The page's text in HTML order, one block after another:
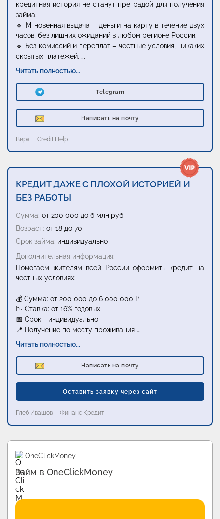
кредитная история не станут преградой для получения
займа.
🔹 Мгновенная выдача – деньги на карту в течение двух
часов, без лишних ожиданий в любом регионе России.
🔹 Без комиссий и переплат – честные условия, никаких
скрытых платежей. ...
Читать полностью...
Telegram
Написать на почту
Вера Credit Help
КРЕДИТ ДАЖЕ С ПЛОХОЙ ИСТОРИЕЙ И
БЕЗ РАБОТЫ
Сумма: от 200 000 до 6 млн руб
Возраст: от 18 до 70
Срок займа: индивидуально
Дополнительная информация:
Помогаем жителям всей России оформить кредит на
честных условиях:
💰 Сумма: от 200 000 до 6 000 000 ₽
📉 Ставка: от 16% годовых
📅 Срок - индивидуально
📍 Получение по месту проживания ...
Читать полностью...
Написать на почту
Оставить заявку через сайт
Глеб Ивашов Финанс Кредит
Промо